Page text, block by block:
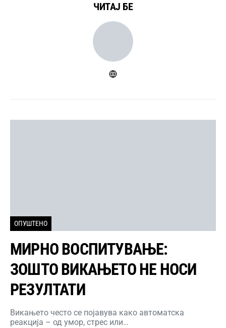
ЧИТАЈ БЕ
ОПУШТЕНО
МИРНО ВОСПИТУВАЊЕ:
ЗОШТО ВИКАЊЕТО НЕ НОСИ
РЕЗУЛТАТИ
Викањето често се појавува како автоматска
реакција – од умор, стрес или…